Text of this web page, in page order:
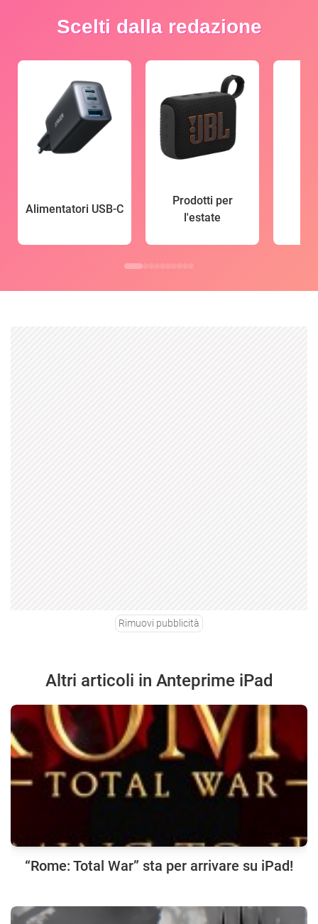
Scelti dalla redazione
Alimentatori USB-C
Prodotti per
l'estate
Rimuovi pubblicità
Altri articoli in Anteprime iPad
“Rome: Total War” sta per arrivare su iPad!